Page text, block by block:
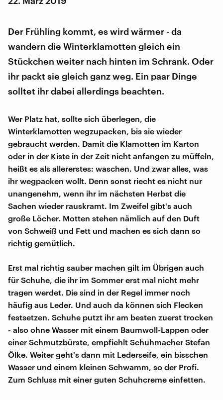
Der Frühling kommt, es wird wärmer - da
wandern die Winterklamotten gleich ein
Stückchen weiter nach hinten im Schrank. Oder
ihr packt sie gleich ganz weg. Ein paar Dinge
solltet ihr dabei allerdings beachten.
Wer Platz hat, sollte sich überlegen, die
Winterklamotten wegzupacken, bis sie wieder
gebraucht werden. Damit die Klamotten im Karton
oder in der Kiste in der Zeit nicht anfangen zu müffeln,
heißt es als allererstes: waschen. Und zwar alles, was
ihr wegpacken wollt. Denn sonst riecht es nicht nur
unangenehm, wenn ihr im nächsten Herbst die
Sachen wieder rauskramt. Im Zweifel gibt's auch
große Löcher. Motten stehen nämlich auf den Duft
von Schweiß und Fett und machen es sich dann so
richtig gemütlich.
Erst mal richtig sauber machen gilt im Übrigen auch
für Schuhe, die ihr im Sommer erst mal nicht mehr
tragen werdet. Die sind in der Regel immer noch
häufig aus Leder. Und auch da können sich Flecken
festsetzen. Schuhe putzt ihr am besten zuerst trocken
- also ohne Wasser mit einem Baumwoll-Lappen oder
einer Schmutzbürste, empfiehlt Schuhmacher Stefan
Ölke. Weiter geht's dann mit Lederseife, ein bisschen
Wasser und einem kleinen Schwamm, so der Profi.
Zum Schluss mit einer guten Schuhcreme einfetten.